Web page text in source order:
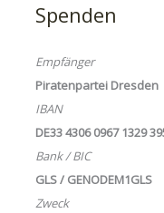
Spenden
Empfänger
Piratenpartei Dresden
IBAN
DE33 4306 0967 1329
Bank / BIC
GLS / GENODEM1GLS
Zweck